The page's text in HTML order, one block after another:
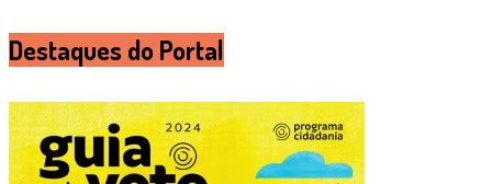
Destaques do Portal